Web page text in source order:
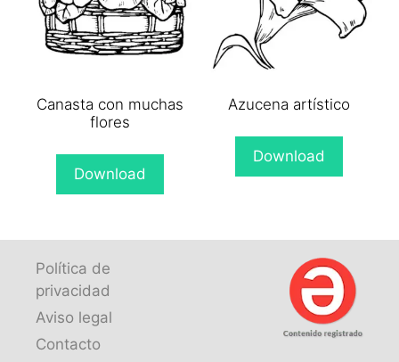
Canasta con muchas
flores
Download
Azucena artístico
Download
Política de
privacidad
Aviso legal
Contacto